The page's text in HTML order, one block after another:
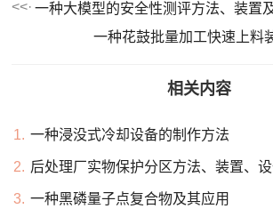
一种大模型的安全性测评方法、装置
一种花鼓批量加工快速上料
相关内容
1. 一种浸没式冷却设备的制作方法
2. 后处理厂实物保护分区方法、装置、设备
3. 一种黑磷量子点复合物及其应用